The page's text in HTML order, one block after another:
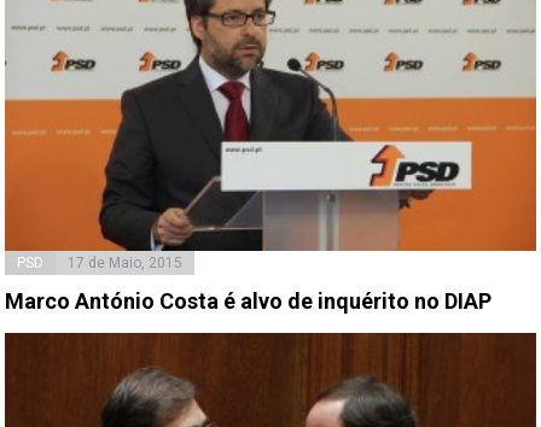
PSD 17 de Maio, 2015
Marco António Costa é alvo de inquérito no DIAP